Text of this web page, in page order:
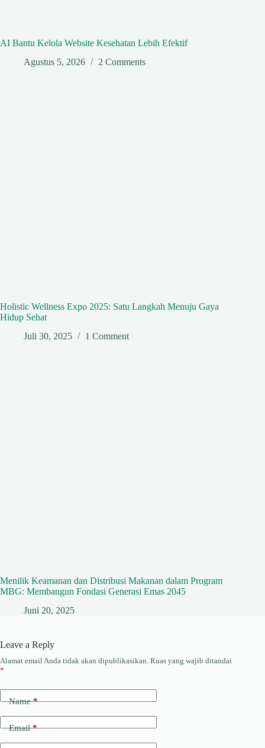
AI Bantu Kelola Website Kesehatan Lebih Efektif
Agustus 5, 2026
2 Comments
Holistic Wellness Expo 2025: Satu Langkah Menuju Gaya
Hidup Sehat
Juli 30, 2025
1 Comment
Menilik Keamanan dan Distribusi Makanan dalam Program
MBG: Membangun Fondasi Generasi Emas 2045
Juni 20, 2025
Leave a Reply
Alamat email Anda tidak akan dipublikasikan. Ruas yang wajib ditandai
*
Name*
Email*